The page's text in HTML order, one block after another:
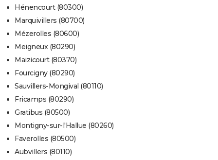
Hénencourt (80300)
Marquivillers (80700)
Mézerolles (80600)
Meigneux (80290)
Maizicourt (80370)
Fourcigny (80290)
Sauvillers-Mongival (80110)
Fricamps (80290)
Gratibus (80500)
Montigny-sur-l'Hallue (80260)
Faverolles (80500)
Aubvillers (80110)